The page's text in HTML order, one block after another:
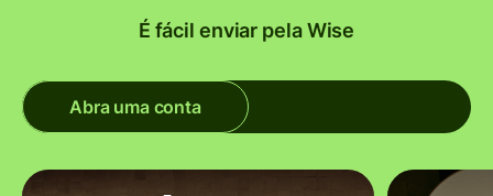
É fácil enviar pela Wise
Abra uma conta